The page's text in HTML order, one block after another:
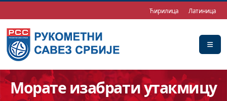
Ћирилица Латиница
Морате изабрати утакмицу